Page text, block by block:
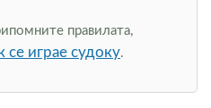
правилата,
се играе судоку.